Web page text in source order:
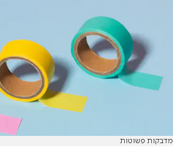
מדבקות פשוטות